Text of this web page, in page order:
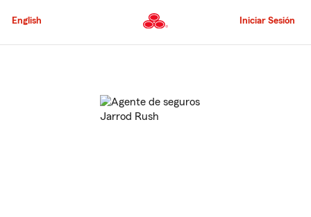
al
principal
English Iniciar Sesión